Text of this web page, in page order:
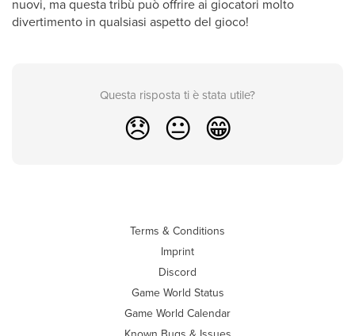
nuovi, ma questa tribù può offrire ai giocatori molto
divertimento in qualsiasi aspetto del gioco!
Questa risposta ti è stata utile?
😞 😐 😁
Terms & Conditions
Imprint
Discord
Game World Status
Game World Calendar